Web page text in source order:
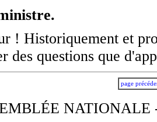
! Historiquement et
des questions que
page
NATIONALE